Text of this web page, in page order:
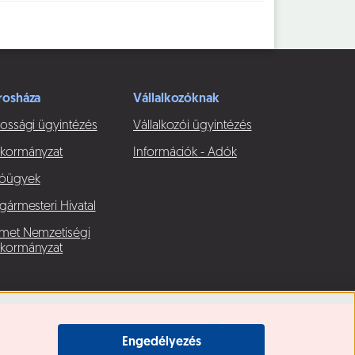
Engedélyezés
ügyintézés
Hivatal
Nemzetiségi
Vállalkozóknak
Vállalkozói ügyintézés
Információk - Adók